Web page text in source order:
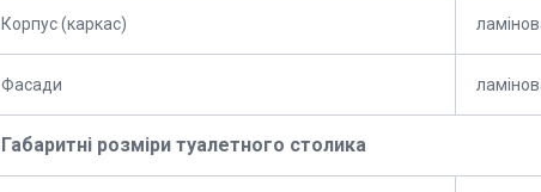
Корпус (каркас)
Фасади
Габаритні розміри туалетного столика